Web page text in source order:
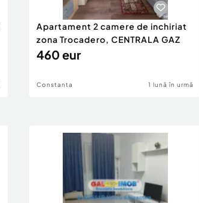
Apartament 2 camere de inchiriat
zona Trocadero, CENTRALA GAZ
460 eur
Constanta 1 lună în urmă